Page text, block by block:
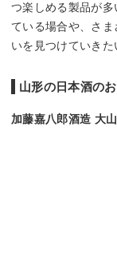
つ楽しめる製品が
ている場合や、さ
いを見つけていきた
山形の日本酒の
加藤嘉八郎酒造 大